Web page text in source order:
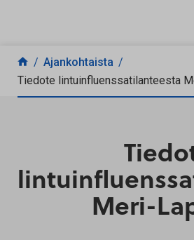
Siirry sisältöön
Ajankohtaista
Tiedote lintuinfluenssatilanteesta
Meri-